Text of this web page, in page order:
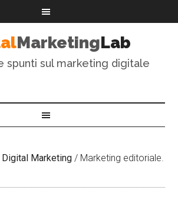
MarketingLab
spunti sul marketing digitale
Digital Marketing / Marketing editoriale.